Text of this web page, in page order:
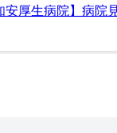
安厚生病院】病院